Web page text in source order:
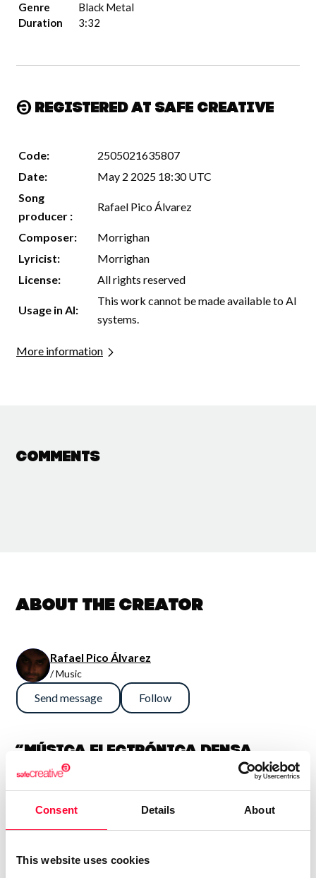
Consent Details About
This website uses cookies
Genre
Black Metal
Duration
3:32
Registered at Safe Creative
Code:
2505021635807
Date:
May 2 2025 18:30 UTC
Song
producer :
Rafael Pico Álvarez
Composer:
Morrighan
Lyricist:
Morrighan
License:
All rights reserved
Usage in AI:
This work cannot be made available to AI
systems.
More information
Comments
About the creator
Rafael Pico Álvarez
/ Music
Send message Follow
“Música electrónica densa,
sinfónica y potente. En general
son así, aunque también me
gusta la guitarra fuerte, con lo
que algún tema es más bien hard